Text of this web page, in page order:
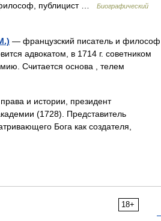
публицист …
Биографический
— французский писатель и философ
адвокатом, в 1714 г. советником
Считается основа , телем
и истории, президент
(1728). Представитель
Бога как создателя,
18+